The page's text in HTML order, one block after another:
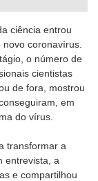
ciência entrou
coronavírus.
o número de
cientistas
de fora, mostrou
em
do vírus.
transformar a
entrevista, a
e compartilhou